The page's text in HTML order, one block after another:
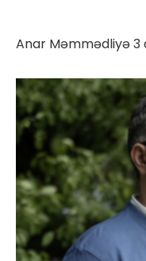
Anar Məmmədliyə 3